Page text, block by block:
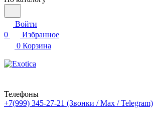
Войти
0
Избранное
0 Корзина
Телефоны
+7(999) 345-27-21 (Звонки / Max / Telegram)